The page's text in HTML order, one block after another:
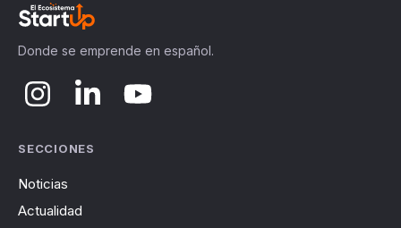
Donde se emprende en español.
SECCIONES
Noticias
Actualidad